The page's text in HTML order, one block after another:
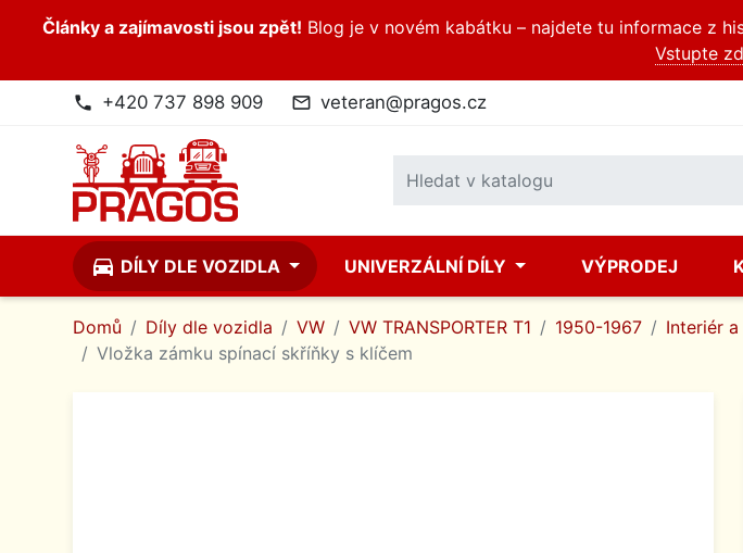
Články a zajímavosti jsou zpět! Blog je v novém kabátku – najdete tu informace z
Vstupte
phone +420 737 898 909 mail_outline veteran@pragos.cz
directions_car DÍLY DLE VOZIDLA UNIVERZÁLNÍ DÍLY VÝPRODEJ
Domů Díly dle vozidla VW VW TRANSPORTER T1 1950-1967 Interiér
Vložka zámku spínací skříňky s klíčem